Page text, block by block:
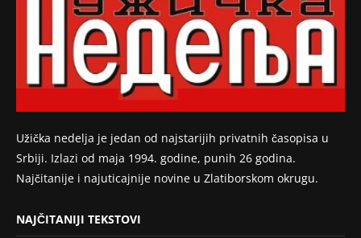
Užička nedelja je jedan od najstarijih privatnih časopisa u
Srbiji. Izlazi od maja 1994. godine, punih 26 godina.
Najčitanije i najuticajnije novine u Zlatiborskom okrugu.
NAJČITANIJI TEKSTOVI